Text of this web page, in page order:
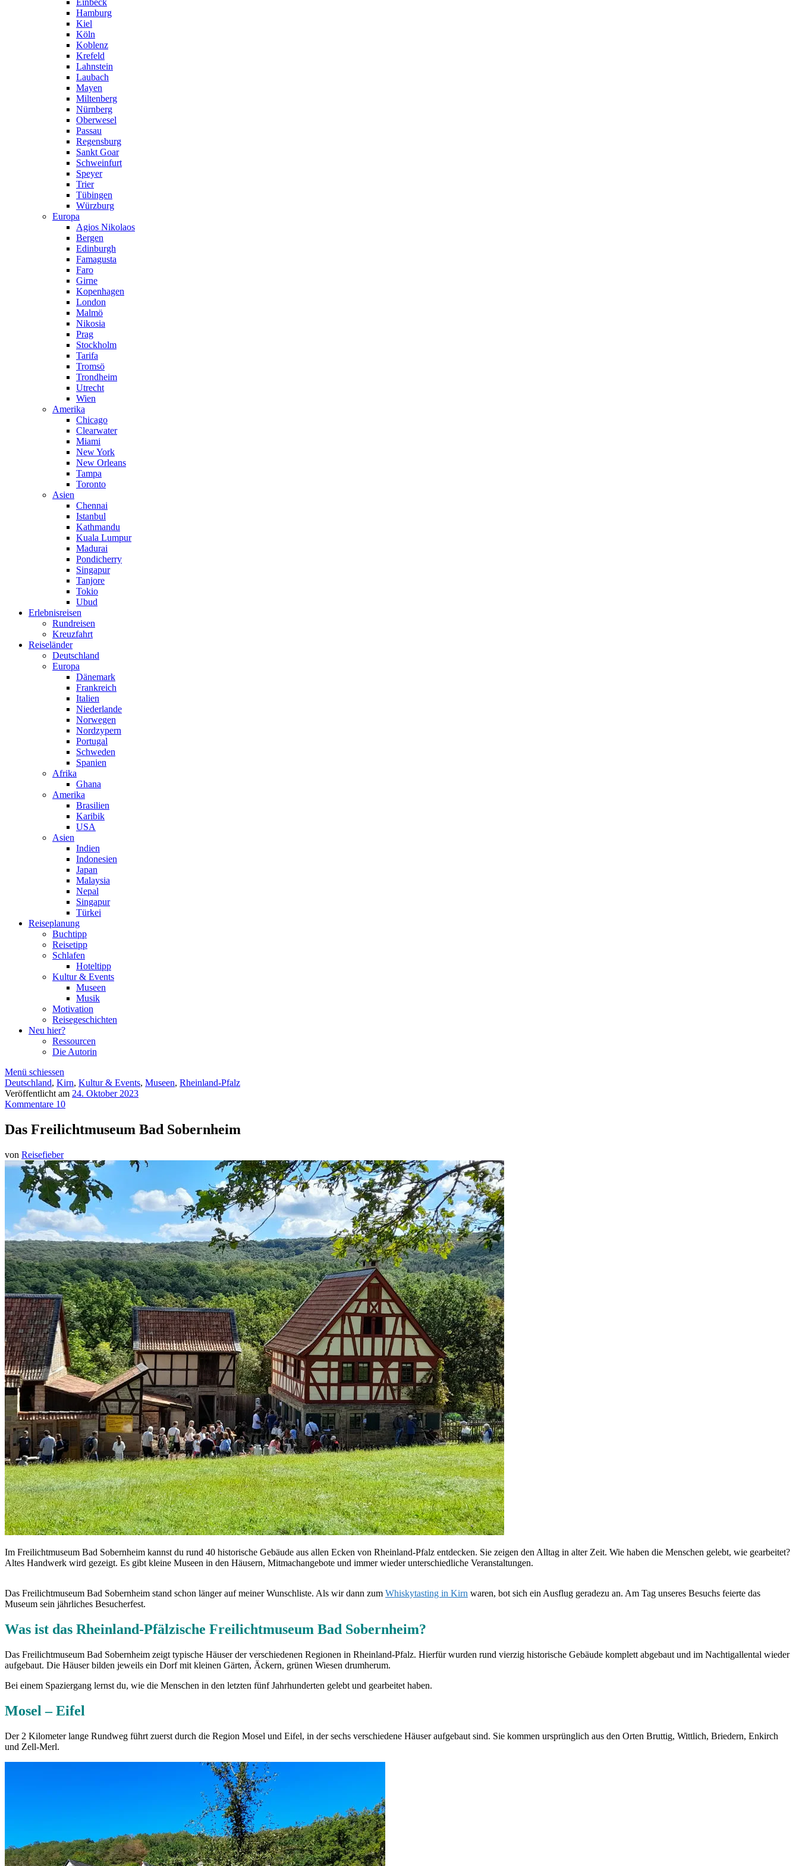
Einbeck
Hamburg
Kiel
Köln
Koblenz
Krefeld
Lahnstein
Laubach
Mayen
Miltenberg
Nürnberg
Oberwesel
Passau
Regensburg
Sankt Goar
Schweinfurt
Speyer
Trier
Tübingen
Würzburg
Europa
Agios Nikolaos
Bergen
Edinburgh
Famagusta
Faro
Girne
Kopenhagen
London
Malmö
Nikosia
Prag
Stockholm
Tarifa
Tromsö
Trondheim
Utrecht
Wien
Amerika
Chicago
Clearwater
Miami
New York
New Orleans
Tampa
Toronto
Asien
Chennai
Istanbul
Kathmandu
Kuala Lumpur
Madurai
Pondicherry
Singapur
Tanjore
Tokio
Ubud
Erlebnisreisen
Rundreisen
Kreuzfahrt
Reiseländer
Deutschland
Europa
Dänemark
Frankreich
Italien
Niederlande
Norwegen
Nordzypern
Portugal
Schweden
Spanien
Afrika
Ghana
Amerika
Brasilien
Karibik
USA
Asien
Indien
Indonesien
Japan
Malaysia
Nepal
Singapur
Türkei
Reiseplanung
Buchtipp
Reisetipp
Schlafen
Hoteltipp
Kultur & Events
Museen
Musik
Motivation
Reisegeschichten
Neu hier?
Ressourcen
Die Autorin
Menü schiessen
Deutschland, Kirn, Kultur & Events, Museen, Rheinland-Pfalz
Veröffentlicht am 24. Oktober 2023
Kommentare 10
Das Freilichtmuseum Bad Sobernheim
von Reisefieber
Im Freilichtmuseum Bad Sobernheim kannst du rund 40 historische Gebäude aus allen Ecken von Rheinland-Pfalz entdecken. Sie zeigen den Alltag in alter Zeit. Wie haben die Menschen gelebt, wie gearbeitet?
Altes Handwerk wird gezeigt. Es gibt kleine Museen in den Häusern, Mitmachangebote und immer wieder unterschiedliche Veranstaltungen.
Das Freilichtmuseum Bad Sobernheim stand schon länger auf meiner Wunschliste. Als wir dann zum Whiskytasting in Kirn waren, bot sich ein Ausflug geradezu an. Am Tag unseres Besuchs feierte das
Museum sein jährliches Besucherfest.
Was ist das Rheinland-Pfälzische Freilichtmuseum Bad Sobernheim?
Das Freilichtmuseum Bad Sobernheim zeigt typische Häuser der verschiedenen Regionen in Rheinland-Pfalz. Hierfür wurden rund vierzig historische Gebäude komplett abgebaut und im Nachtigallental wieder
aufgebaut. Die Häuser bilden jeweils ein Dorf mit kleinen Gärten, Äckern, grünen Wiesen drumherum.
Bei einem Spaziergang lernst du, wie die Menschen in den letzten fünf Jahrhunderten gelebt und gearbeitet haben.
Mosel – Eifel
Der 2 Kilometer lange Rundweg führt zuerst durch die Region Mosel und Eifel, in der sechs verschiedene Häuser aufgebaut sind. Sie kommen ursprünglich aus den Orten Bruttig, Wittlich, Briedern, Enkirch
und Zell-Merl.